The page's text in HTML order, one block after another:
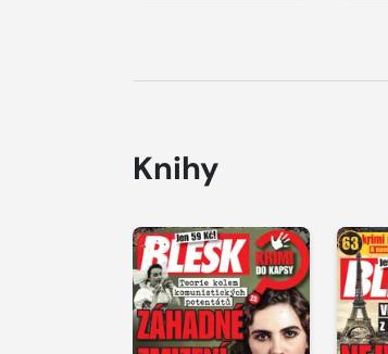
Knihy